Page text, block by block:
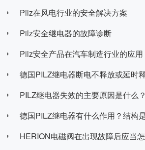
Pilz在风电行业的安全解决方案
Pilz安全继电器的故障诊断
Pilz安全产品在汽车制造行业的应用
德国PILZ继电器断电不释放或延时
PILZ继电器失效的主要原因是什么？
德国PILZ继电器有什么作用？结构
HERION电磁阀在出现故障后应当